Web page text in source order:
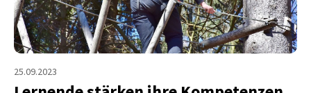
25.09.2023